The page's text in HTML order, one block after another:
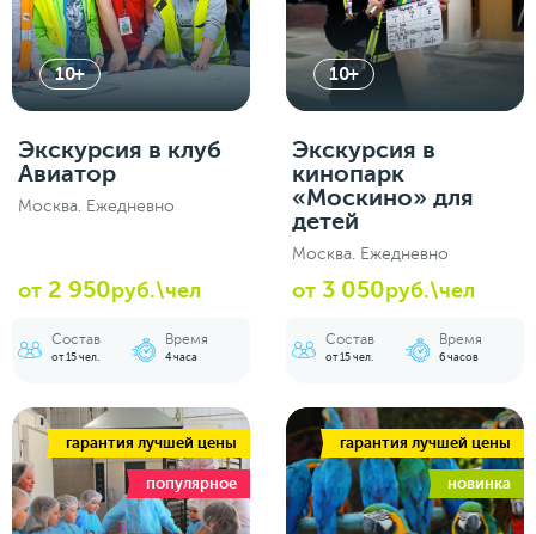
10+
Экскурсия в клуб
Авиатор
Москва. Ежедневно
от 2 950руб.\чел
Состав
от 15 чел.
Время
4 часа
10+
Экскурсия в
кинопарк
«Москино» для
детей
Москва. Ежедневно
от 3 050руб.\чел
Состав
от 15 чел.
Время
6 часов
гарантия лучшей цены
популярное
гарантия лучшей цены
новинка